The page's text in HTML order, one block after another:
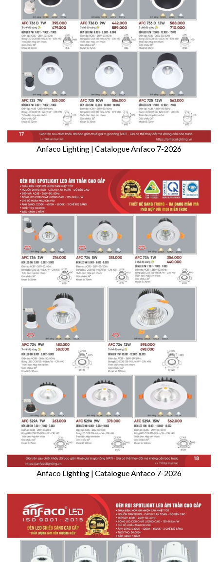
Anfaco Lighting | Catalogue Anfaco 7-2026
Anfaco Lighting | Catalogue Anfaco 7-2026